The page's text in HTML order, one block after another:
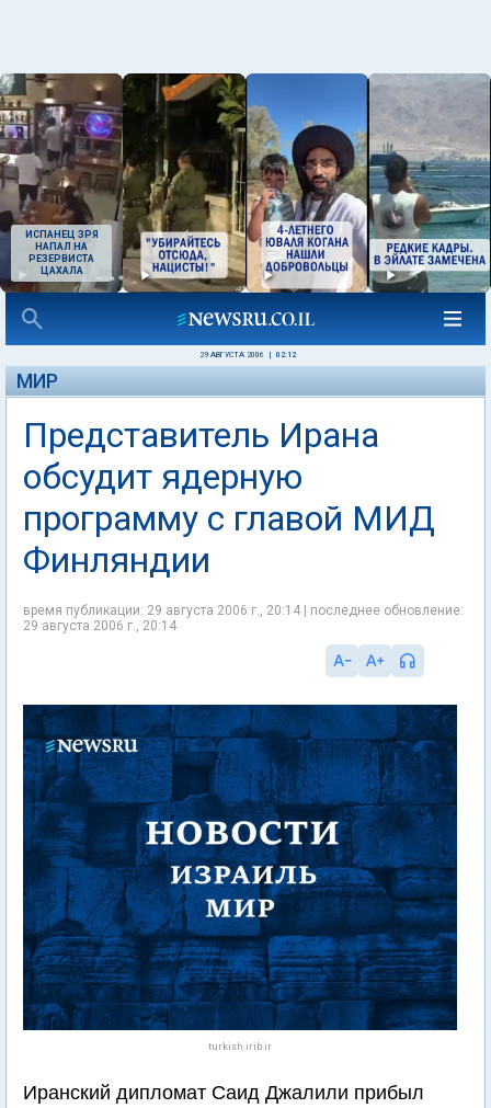
ИСПАНЕЦ ЗРЯ
НАПАЛ НА
РЕЗЕРВИСТА
ЦАХАЛА
29 АВГУСТА 2006 02:12
МИР
Представитель Ирана
обсудит ядерную
программу с главой МИД
Финляндии
время публикации: 29 августа 2006 г., 20:14 | последнее обновление:
29 августа 2006 г., 20:14
turkish.irib.ir
Иранский дипломат Саид Джалили прибыл